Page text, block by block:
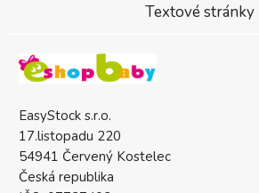
EasyStock s.r.o.
17.listopadu 220
54941 Červený Kostelec
Česká republika
Textové stránky